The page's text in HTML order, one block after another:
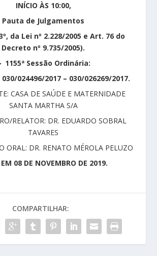
INÍCIO ÀS 10:00,
Pauta de Julgamentos
da Lei nº 2.228/2005 e Art. 76 do
Decreto nº 9.735/2005).
1155ª Sessão Ordinária:
030/024496/2017 – 030/026269/2017.
CASA DE SAÚDE E MATERNIDADE
SANTA MARTHA S/A
RELATOR: DR. EDUARDO SOBRAL
TAVARES
ORAL: DR. RENATO MÉROLA PELUZO
EM 08 DE NOVEMBRO DE 2019.
COMPARTILHAR: